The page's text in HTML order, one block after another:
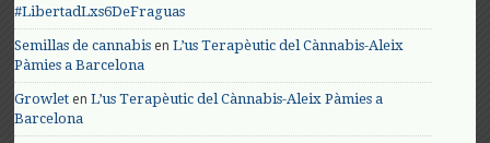
#LibertadLxs6DeFraguas
Semillas de cannabis enL’us Terapèutic del Cànnabis-Aleix
Pàmies a Barcelona
Growlet enL’us Terapèutic del Cànnabis-Aleix Pàmies a
Barcelona